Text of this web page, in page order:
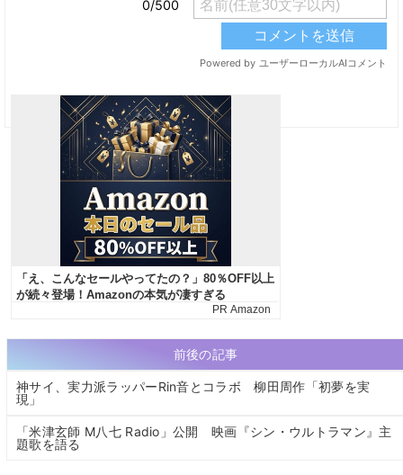
前後の記事
神サイ、実力派ラッパーRin音とコラボ 柳田周作「初夢を実
現」
「米津玄師 M八七 Radio」公開 映画『シン・ウルトラマン』主
題歌を語る